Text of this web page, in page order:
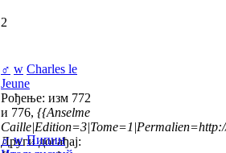
2
♂ w Charles le
Jeune
Рођење: изм 772
и 776, {{Anselme
Други догађај:
♂ w Пипин